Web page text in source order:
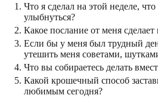
Что я сделал на этой неделе, что
улыбнуться?
Какое послание от меня
Если бы у меня был трудный
утешить меня советами,
Что вы собираетесь делать
Какой крошечный способ
любимым сегодня?